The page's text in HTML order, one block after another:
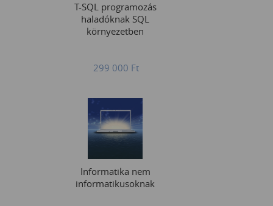
T-SQL programozás
haladóknak SQL
környezetben
299 000 Ft
Informatika nem
informatikusoknak